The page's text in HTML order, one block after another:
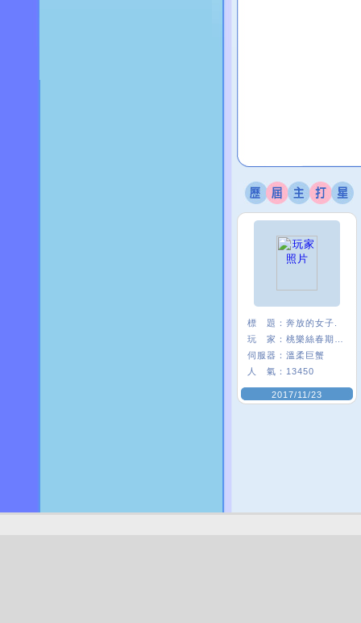
標 題： 奔放的女子.
玩 家：
伺服器： 溫柔巨蟹
人 氣： 13450
2017/11/23